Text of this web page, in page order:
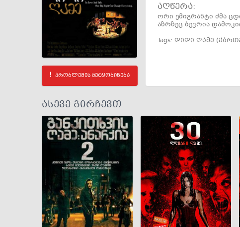
პრობლემის შეტყობინება
აღწერა:
ორი ემიგრანტი ძმა
აზრზეც ბევრია
Tags: დიდი ღამე
ასევე გირჩევთ